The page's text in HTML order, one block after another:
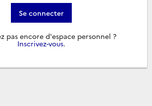
Se connecter
pas encore d'espace personnel ?
Inscrivez-vous.